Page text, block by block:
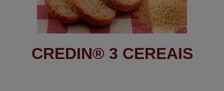
CREDIN® 3 CEREAIS